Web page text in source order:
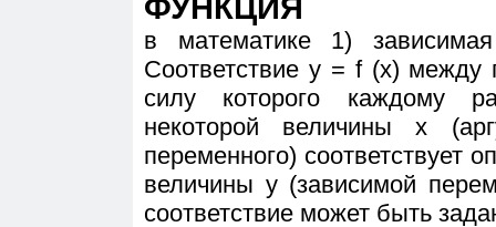
в математике 1)
Соответствие y = f (x)
силу которого каждому
некоторой величины x
переменного) соответствует
величины y (зависимой
соответствие может быть